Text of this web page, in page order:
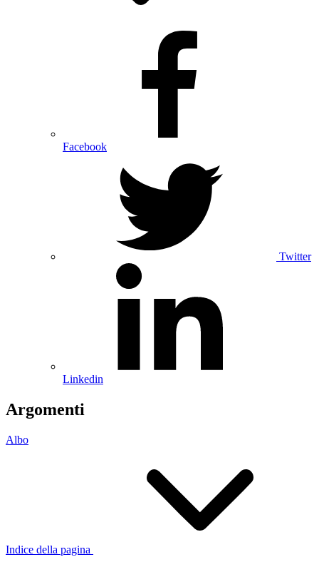
Facebook
Twitter
Linkedin
Argomenti
Albo
Indice della pagina